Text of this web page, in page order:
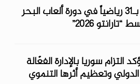
سوريا تشارك بـ31 رياضياً في دورة ألعاب البحر
2026”
التزام سوريا بالإدارة الفعّالة
وتعظيم أثرها التنموي